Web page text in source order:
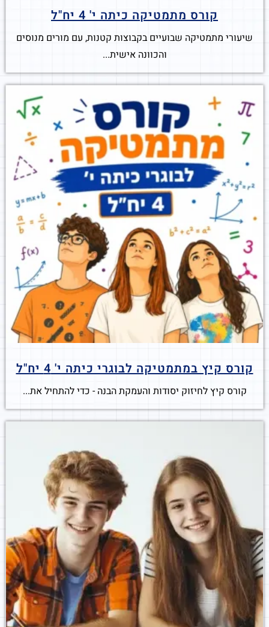
קורס מתמטיקה כיתה י' 4 יח"ל
שיעורי מתמטיקה שבועיים בקבוצות קטנות, עם מורים מנוסים
והכוונה אישית...
קורס קיץ במתמטיקה לבוגרי כיתה י' 4 יח"ל
קורס קיץ לחיזוק יסודות והעמקת הבנה - כדי להתחיל את...